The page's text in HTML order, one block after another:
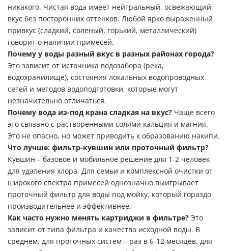
никакого. Чистая вода имеет нейтральный, освежающий
вкус без посторонних оттенков. Любой ярко выраженный
привкус (сладкий, соленый, горький, металлический)
говорит о наличии примесей.
Почему у воды разный вкус в разных районах города?
Это зависит от источника водозабора (река,
водохранилище), состояния локальных водопроводных
сетей и методов водоподготовки, которые могут
незначительно отличаться.
Почему вода из-под крана сладкая на вкус? Чаще всего
это связано с растворенными солями кальция и магния.
Это не опасно, но может приводить к образованию накипи.
Что лучше: фильтр-кувшин или проточный фильтр?
Кувшин – базовое и мобильное решение для 1-2 человек
для удаления хлора. Для семьи и комплексной очистки от
широкого спектра примесей однозначно выигрывает
проточный фильтр для воды под мойку, который гораздо
производительнее и эффективнее.
Как часто нужно менять картриджи в фильтре? Это
зависит от типа фильтра и качества исходной воды. В
среднем, для проточных систем – раз в 6-12 месяцев, для